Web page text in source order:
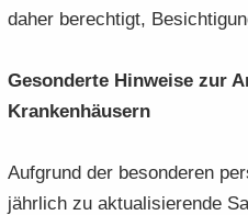
daher be­rech­tigt,
Ge­son­der­te Hin­wei­se zur
Kran­ken­häu­sern
Auf­grund der be­son­de­ren
jähr­lich zu ak­tua­li­sie­ren­de